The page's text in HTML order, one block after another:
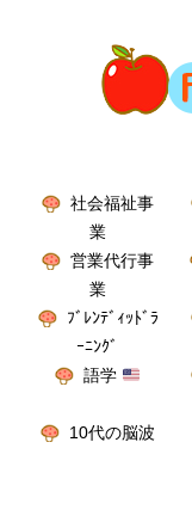
社会福祉事
業
営業代行事
業
ﾌﾞﾚﾝﾃﾞｨｯﾄﾞﾗ
ｰﾆﾝｸﾞ
語学
10代の脳波